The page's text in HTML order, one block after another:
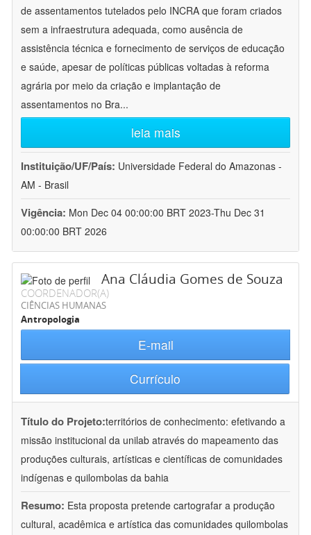
de assentamentos tutelados pelo INCRA que foram criados
sem a infraestrutura adequada, como ausência de
assistência técnica e fornecimento de serviços de educação
e saúde, apesar de políticas públicas voltadas à reforma
agrária por meio da criação e implantação de
assentamentos no Bra...
leia mais
Instituição/UF/País: Universidade Federal do Amazonas -
AM - Brasil
Vigência: Mon Dec 04 00:00:00 BRT 2023-Thu Dec 31
00:00:00 BRT 2026
Ana Cláudia Gomes de Souza
COORDENADOR(A)
CIÊNCIAS HUMANAS
Antropologia
E-mail
Currículo
Título do Projeto:territórios de conhecimento: efetivando a
missão institucional da unilab através do mapeamento das
produções culturais, artísticas e científicas de comunidades
indígenas e quilombolas da bahia
Resumo: Esta proposta pretende cartografar a produção
cultural, acadêmica e artística das comunidades quilombolas